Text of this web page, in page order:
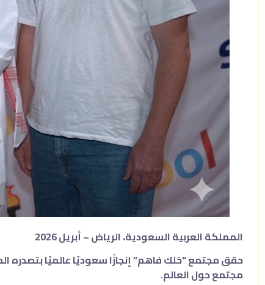
المملكة العربية السعودية، الرياض – أبريل 2026
مجتمع حول العالم.